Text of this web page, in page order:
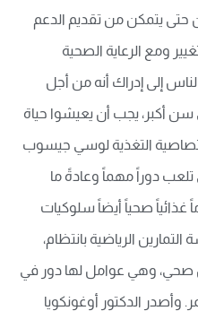
حتى يتمكن من تقديم الدعم
ومع الرعاية الصحية
إلى إدراك أنه من أجل
أكبر، يجب أن يعيشوا حياة
التغذية لوسي جيسوب
تلعب دوراً مهماً وعادةً ما
غذائياً صحياً أيضاً سلوكيات
الرياضية بانتظام،
صحي، وهي عوامل لها دور في
وأصدر الدكتور أوغونكويا